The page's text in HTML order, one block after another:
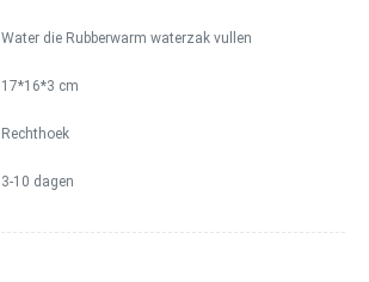
Water die Rubberwarm waterzak vullen
17*16*3 cm
Rechthoek
3-10 dagen